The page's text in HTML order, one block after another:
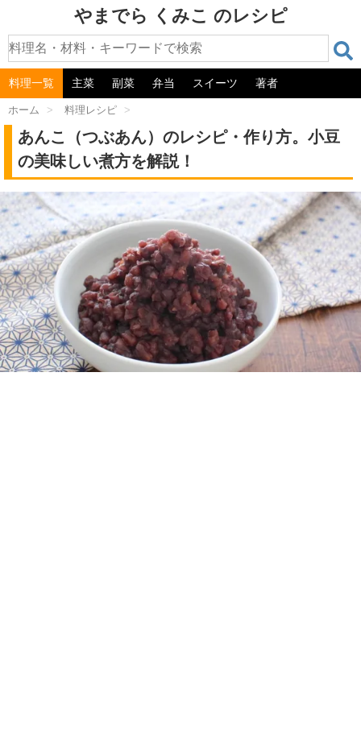
やまでら くみこ のレシピ
料理一覧 主菜 副菜 弁当 スイーツ 著者
ホーム > 料理レシピ >
あんこ（つぶあん）のレシピ・作り方。小豆
の美味しい煮方を解説！